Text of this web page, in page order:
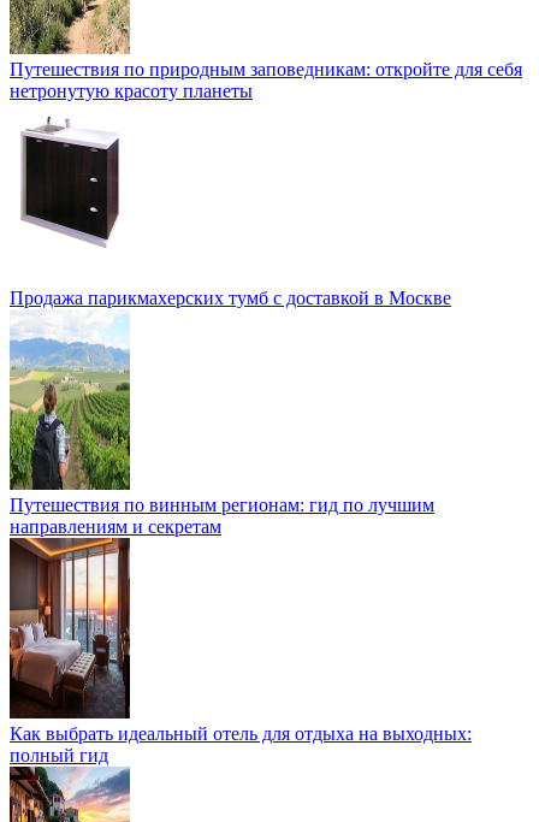
Путешествия по природным заповедникам: откройте для себя
нетронутую красоту планеты
Продажа парикмахерских тумб с доставкой в Москве
Путешествия по винным регионам: гид по лучшим
направлениям и секретам
Как выбрать идеальный отель для отдыха на выходных:
полный гид